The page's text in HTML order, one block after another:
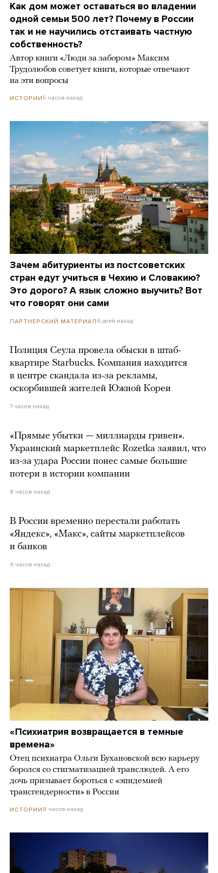
Как дом может оставаться во владении
одной семьи 500 лет? Почему в России
так и не научились отстаивать частную
собственность?
Автор книги «Люди за забором» Максим
Трудолюбов советует книги, которые отвечают
на эти вопросы
ИСТОРИИ 5 часов назад
Зачем абитуриенты из постсоветских
стран едут учиться в Чехию и Словакию?
Это дорого? А язык сложно выучить? Вот
что говорят они сами
ПАРТНЕРСКИЙ МАТЕРИАЛ 6 дней назад
Полиция Сеула провела обыски в штаб-
квартире Starbucks. Компания находится
в центре скандала из-за рекламы,
оскорбившей жителей Южной Кореи
7 часов назад
«Прямые убытки — миллиарды гривен».
Украинский маркетплейс Rozetka заявил, что
из-за удара России понес самые большие
потери в истории компании
8 часов назад
В России временно перестали работать
«Яндекс», «Макс», сайты маркетплейсов
и банков
9 часов назад
«Психиатрия возвращается в темные
времена»
Отец психиатра Ольги Бухановской всю карьеру
боролся со стигматизацией транслюдей. А его
дочь призывает бороться с «эпидемией
трансгендерности» в России
ИСТОРИИ 8 часов назад